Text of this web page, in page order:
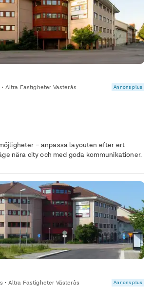
Altra Fastigheter Västerås Annons plus
– anpassa layouten efter ert
nära city och med goda kommunikationer.
• Altra Fastigheter Västerås Annons plus